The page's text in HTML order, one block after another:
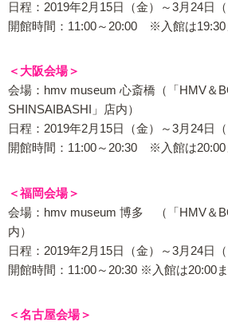
日程：2019年2月15日（金）～3月24日（
開館時間：11:00～20:00 ※入館は19:30
＜大阪会場＞
会場：hmv museum 心斎橋（「HMV＆
SHINSAIBASHI」店内）
日程：2019年2月15日（金）～3月24日（
開館時間：11:00～20:30 ※入館は20:00
＜福岡会場＞
会場：hmv museum 博多 （「HMV＆
内）
日程：2019年2月15日（金）～3月24日（
開館時間：11:00～20:30 ※入館は20:00
＜名古屋会場＞